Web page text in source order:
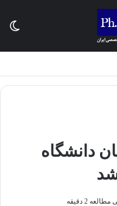
دانشگاه
2 دقیقه